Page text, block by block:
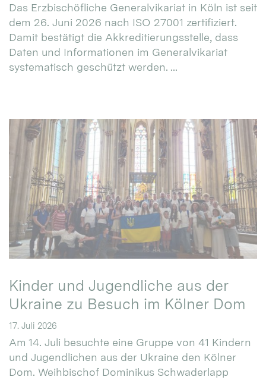
Das Erzbischöfliche Generalvikariat in Köln ist seit
dem 26. Juni 2026 nach ISO 27001 zertifiziert.
Damit bestätigt die Akkreditierungsstelle, dass
Daten und Informationen im Generalvikariat
systematisch geschützt werden. ...
Kinder und Jugendliche aus der
Ukraine zu Besuch im Kölner Dom
17. Juli 2026
Am 14. Juli besuchte eine Gruppe von 41 Kindern
und Jugendlichen aus der Ukraine den Kölner
Dom. Weihbischof Dominikus Schwaderlapp